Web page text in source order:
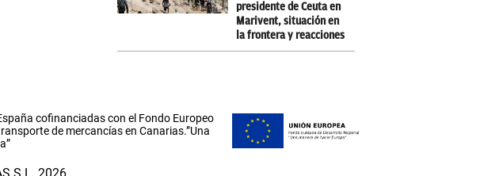
presidente de Ceuta en
Marivent, situación en
la frontera y reacciones
cofinanciadas con el Fondo Europeo
de mercancías en Canarias.”Una